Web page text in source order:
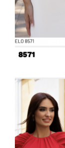
8571